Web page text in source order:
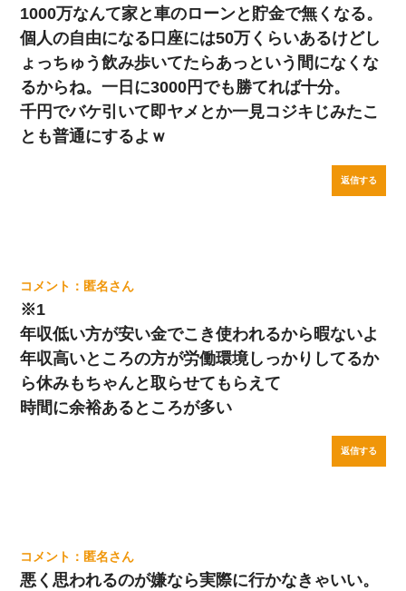
1000万なんて家と車のローンと貯金で無くなる。
個人の自由になる口座には50万くらいあるけどし
ょっちゅう飲み歩いてたらあっという間になくな
るからね。一日に3000円でも勝てれば十分。
千円でバケ引いて即ヤメとか一見コジキじみたこ
とも普通にするよｗ
返信する
匿名
※1
年収低い方が安い金でこき使われるから暇ないよ
年収高いところの方が労働環境しっかりしてるか
ら休みもちゃんと取らせてもらえて
時間に余裕あるところが多い
返信する
匿名
悪く思われるのが嫌なら実際に行かなきゃいい。